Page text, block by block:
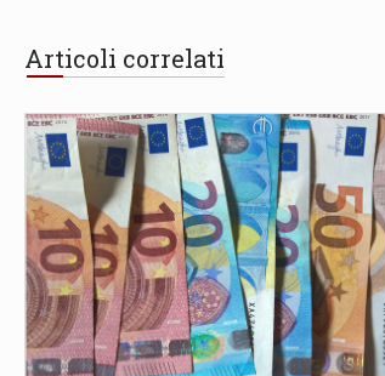
Articoli correlati